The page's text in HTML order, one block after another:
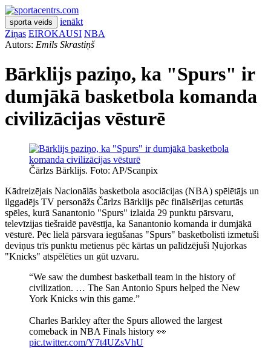
sporta veids
ienākt
Ziņas EIROKAUSI NBA
Autors: Emils Skrastiņš
Bārklijs paziņo, ka "Spurs" ir
dumjākā basketbola komanda
civilizācijas vēsturē
Čārlzs Bārklijs. Foto: AP/Scanpix
Kādreizējais Nacionālās basketbola asociācijas (NBA) spēlētājs un
ilggadējs TV personāžs Čārlzs Bārklijs pēc finālsērijas ceturtās
spēles, kurā Sanantonio "Spurs" izlaida 29 punktu pārsvaru,
televīzijas tiešraidē pavēstīja, ka Sanantonio komanda ir dumjākā
vēsturē. Pēc lielā pārsvara iegūšanas "Spurs" basketbolisti izmetuši
deviņus trīs punktu metienus pēc kārtas un palīdzējuši Ņujorkas
"Knicks" atspēlēties un gūt uzvaru.
“We saw the dumbest basketball team in the history of
civilization. … The San Antonio Spurs helped the New
York Knicks win this game.”
Charles Barkley after the Spurs allowed the largest
comeback in NBA Finals history 👀
pic.twitter.com/Y7t4UZsVhU